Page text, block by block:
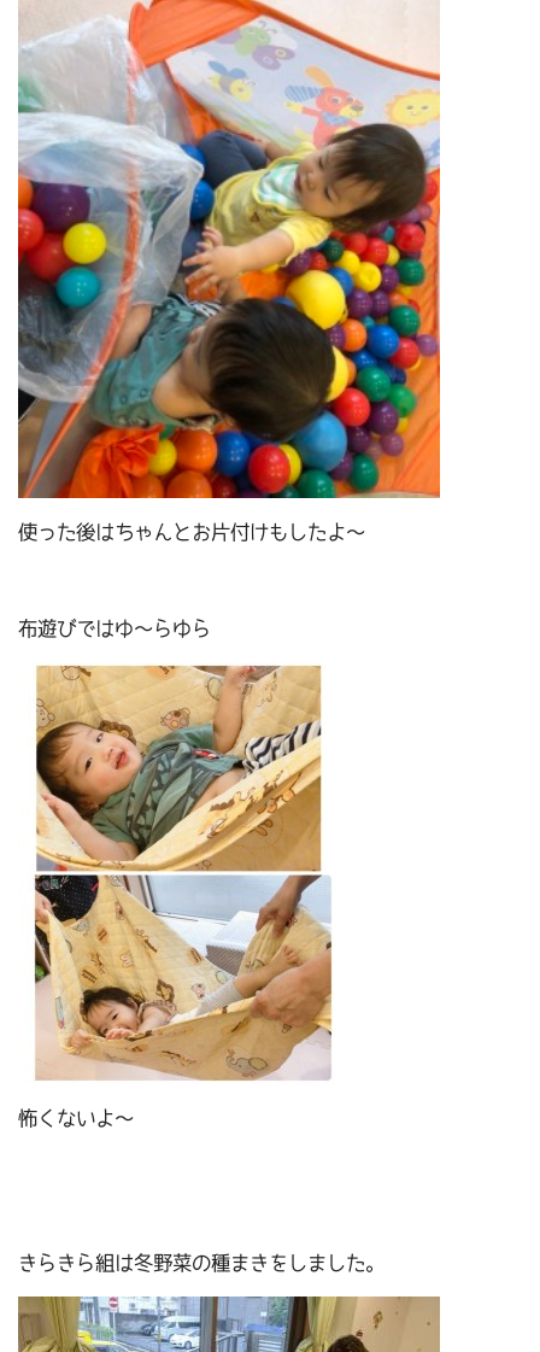
使った後はちゃんとお片付けもしたよ～
布遊びではゆ～らゆら
怖くないよ～
きらきら組は冬野菜の種まきをしました。